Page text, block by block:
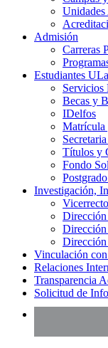
Unidades
Admisión
Carreras
Estudiantes
Servicios
Becas y
IDelfos
Matrícula
Títulos y
Fondo
Investigación,
Dirección
Dirección
Dirección
Vinculación
Relaciones
Transparencia
Solicitud de